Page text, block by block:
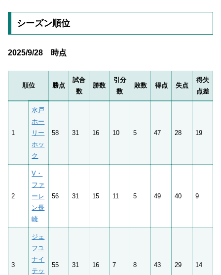
シーズン順位
2025/9/28 時点
順位 勝点
試合
数
勝数
引分
数
敗数 得点 失点
得失
点差
1
水戸
ホー
リー
ホッ
ク
58 31 16 10 5 47 28 19
2
V・
ファ
ーレ
ン長
崎
56 31 15 11 5 49 40 9
3
ジェ
フユ
ナイ
テッ
55 31 16 7 8 43 29 14